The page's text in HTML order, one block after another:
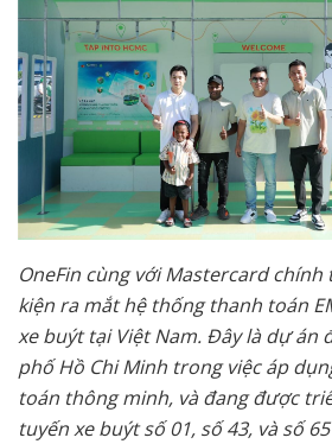
OneFin cùng với Mastercard
kiện ra mắt hệ thống thanh toán
xe buýt tại Việt Nam. Đây là dự án
phố Hồ Chi Minh trong việc áp
toán thông minh, và đang được
tuyến xe buýt số 01, số 43, và số